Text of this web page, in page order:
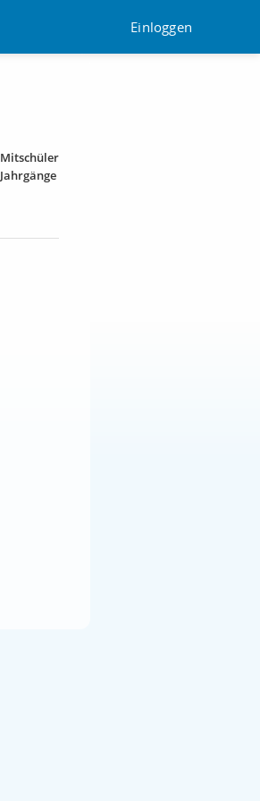
Einloggen
Mitschüler
Jahrgänge